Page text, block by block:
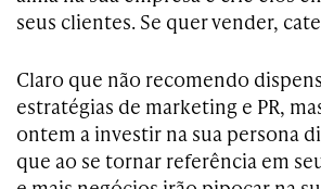
seus clientes. Se quer vender,
Claro que não recomendo
estratégias de marketing e PR,
ontem a investir na sua persona
que ao se tornar referência em